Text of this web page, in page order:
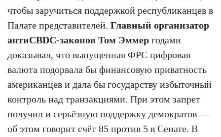
чтобы заручиться поддержкой республиканцев в
Палате представителей. Главный организатор
антиCBDC-законов Том Эммер годами
доказывал, что выпущенная ФРС цифровая
валюта подорвала бы финансовую приватность
американцев и дала бы государству избыточный
контроль над транзакциями. При этом запрет
получил и серьёзную поддержку демократов —
об этом говорит счёт 85 против 5 в Сенате. В